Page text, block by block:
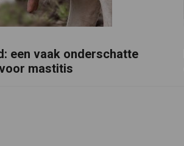
een vaak onderschatte
mastitis